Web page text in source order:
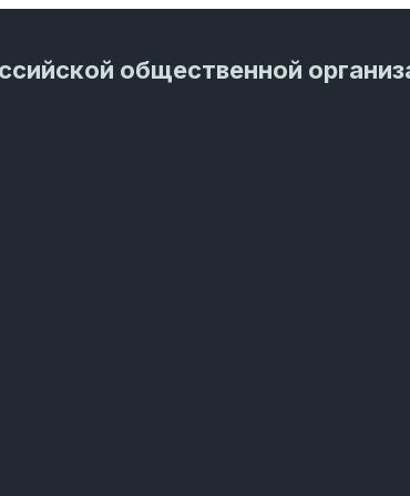
общественной